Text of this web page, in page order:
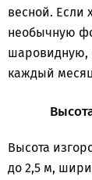
весной. Если
необычную
шаровидную,
каждый
Высота
до 2,5 м,